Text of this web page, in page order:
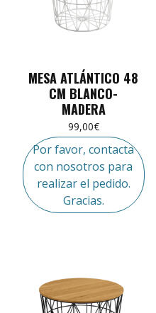
MESA ATLÁNTICO 48
CM BLANCO-
MADERA
99,00€
Por favor, contacta
con nosotros para
realizar el pedido.
Gracias.